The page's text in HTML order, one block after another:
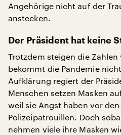
Angehörige nicht auf der
anstecken.
Der Präsident hat keine
Trotzdem steigen die
bekommt die Pandemie
Aufklärung regiert der
Menschen setzen Masken
weil sie Angst haben vor
Polizeipatrouillen. Doch
nehmen viele ihre Masken